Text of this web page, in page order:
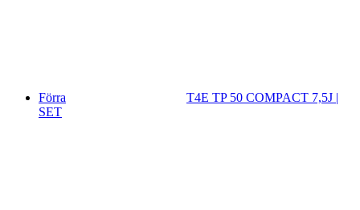
Förra
T4E TP 50 COMPACT 7,5J |
SET